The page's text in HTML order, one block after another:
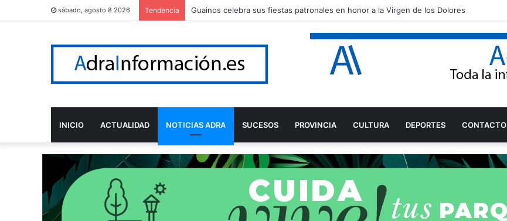
sábado, agosto 8 2026 Tendencia Guainos celebra sus fiestas patronales en honor a la Virgen de los Dolores
INICIO ACTUALIDAD NOTICIAS ADRA SUCESOS PROVINCIA CULTURA DEPORTES CONTACTO